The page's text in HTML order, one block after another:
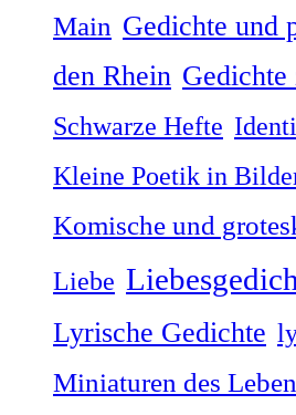
Main Gedichte und
den Rhein
Schwarze Hefte
Kleine Poetik in
Komische und
Liebe
Lyrische Gedichte
Miniaturen des